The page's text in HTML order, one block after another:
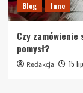
Blog Inne
Czy
pomysł?
Redakcja 15